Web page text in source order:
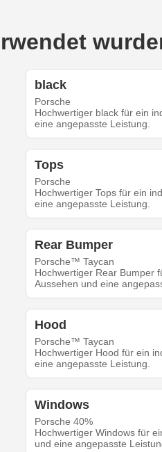
black
Porsche
Hochwertiger black für ein
eine angepasste Leistung.
Tops
Porsche
Hochwertiger Tops für ein
eine angepasste Leistung.
Rear Bumper
Porsche™ Taycan
Hochwertiger Rear Bumper
Aussehen und eine
Hood
Porsche™ Taycan
Hochwertiger Hood für ein
eine angepasste Leistung.
Windows
Porsche 40%
Hochwertiger Windows für
und eine angepasste